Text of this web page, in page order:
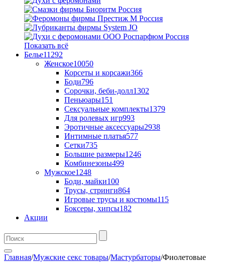
Показать всё
Белье11292
Женское10050
Корсеты и корсажи366
Боди796
Сорочки, беби-долл1302
Пеньюары151
Сексуальные комплекты1379
Для ролевых игр993
Эротичные аксессуары2938
Интимные платья577
Сетки735
Большие размеры1246
Комбинезоны499
Мужское1248
Боди, майки100
Трусы, стринги864
Игровые трусы и костюмы115
Боксеры, хипсы182
Акции
Главная/Мужские секс товары/Мастурбаторы/Фиолетовые